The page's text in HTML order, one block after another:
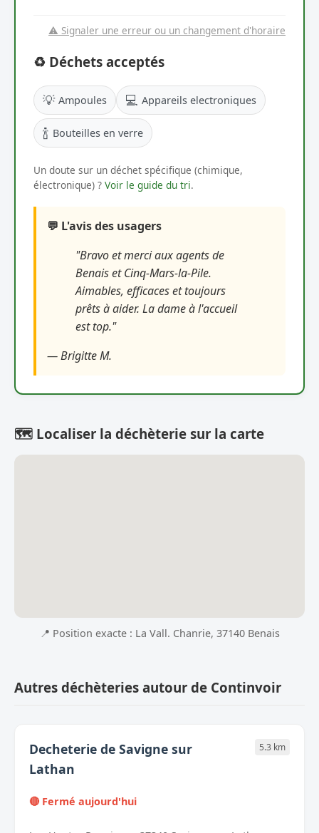
⚠️ Signaler une erreur ou un changement d'horaire
♻️ Déchets acceptés
💡 Ampoules 💻 Appareils electroniques
🍾 Bouteilles en verre
Un doute sur un déchet spécifique (chimique,
électronique) ? Voir le guide du tri.
💬 L'avis des usagers
"Bravo et merci aux agents de
Benais et Cinq-Mars-la-Pile.
Aimables, efficaces et toujours
prêts à aider. La dame à l'accueil
est top."
— Brigitte M.
🗺️ Localiser la déchèterie sur la carte
📍 Position exacte : La Vall. Chanrie, 37140 Benais
Autres déchèteries autour de Continvoir
Decheterie de Savigne sur
Lathan
5.3 km
🔴 Fermé aujourd'hui